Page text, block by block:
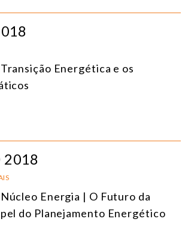
Energética e os
2018
Energia | O Futuro da
do Planejamento Energético